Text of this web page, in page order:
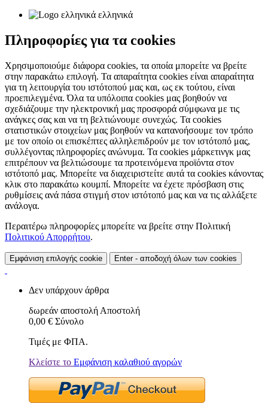
ελληνικά
Πληροφορίες για τα cookies
Χρησιμοποιούμε διάφορα cookies, τα οποία μπορείτε να βρείτε
στην παρακάτω επιλογή. Τα απαραίτητα cookies είναι απαραίτητα
για τη λειτουργία του ιστότοπού μας και, ως εκ τούτου, είναι
προεπιλεγμένα. Όλα τα υπόλοιπα cookies μας βοηθούν να
σχεδιάζουμε την ηλεκτρονική μας προσφορά σύμφωνα με τις
ανάγκες σας και να τη βελτιώνουμε συνεχώς. Τα cookies
στατιστικών στοιχείων μας βοηθούν να κατανοήσουμε τον τρόπο
με τον οποίο οι επισκέπτες αλληλεπιδρούν με τον ιστότοπό μας,
συλλέγοντας πληροφορίες ανώνυμα. Τα cookies μάρκετινγκ μας
επιτρέπουν να βελτιώσουμε τα προτεινόμενα προϊόντα στον
ιστότοπό μας. Μπορείτε να διαχειριστείτε αυτά τα cookies κάνοντας
κλικ στο παρακάτω κουμπί. Μπορείτε να έχετε πρόσβαση στις
ρυθμίσεις ανά πάσα στιγμή στον ιστότοπό μας και να τις αλλάξετε
ανάλογα.
Περαιτέρω πληροφορίες μπορείτε να βρείτε στην Πολιτική
Πολιτικού Απορρήτου.
Εμφάνιση επιλογής cookie Enter - αποδοχή όλων των cookies
Δεν υπάρχουν άρθρα
δωρεάν αποστολή Αποστολή
0,00 € Σύνολο
Τιμές με ΦΠΑ.
Κλείστε το Εμφάνιση καλαθιού αγορών